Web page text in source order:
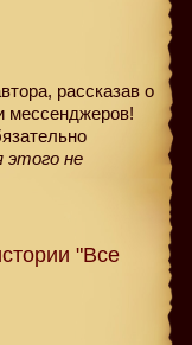
рассказав о
мессенджеров!
этого не
"Все